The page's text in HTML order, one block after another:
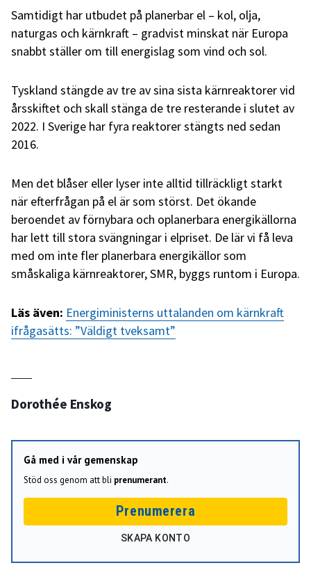
Samtidigt har utbudet på planerbar el – kol, olja,
naturgas och kärnkraft – gradvist minskat när Europa
snabbt ställer om till energislag som vind och sol.
Tyskland stängde av tre av sina sista kärnreaktorer vid
årsskiftet och skall stänga de tre resterande i slutet av
2022. I Sverige har fyra reaktorer stängts ned sedan
2016.
Men det blåser eller lyser inte alltid tillräckligt starkt
när efterfrågan på el är som störst. Det ökande
beroendet av förnybara och oplanerbara energikällorna
har lett till stora svängningar i elpriset. De lär vi få leva
med om inte fler planerbara energikällor som
småskaliga kärnreaktorer, SMR, byggs runtom i Europa.
Läs även: Energiministerns uttalanden om kärnkraft
ifrågasätts: ”Väldigt tveksamt”
Dorothée Enskog
Gå med i vår gemenskap
Stöd oss genom att bli prenumerant.
Prenumerera
SKAPA KONTO